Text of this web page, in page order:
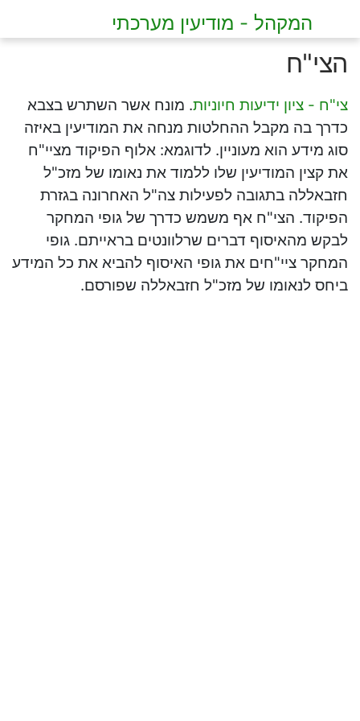
המקהל - מודיעין מערכתי
הצי"ח
צי"ח - ציון ידיעות חיוניות. מונח אשר השתרש בצבא
כדרך בה מקבל ההחלטות מנחה את המודיעין באיזה
סוג מידע הוא מעוניין. לדוגמא: אלוף הפיקוד מציי"ח
את קצין המודיעין שלו ללמוד את נאומו של מזכ"ל
חזבאללה בתגובה לפעילות צה"ל האחרונה בגזרת
הפיקוד. הצי"ח אף משמש כדרך של גופי המחקר
לבקש מהאיסוף דברים שרלוונטים בראייתם. גופי
המחקר ציי"חים את גופי האיסוף להביא את כל המידע
ביחס לנאומו של מזכ"ל חזבאללה שפורסם.